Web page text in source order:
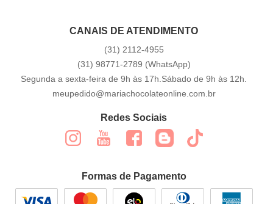
CANAIS DE ATENDIMENTO
(31) 2112-4955
(31) 98771-2789 (WhatsApp)
Segunda a sexta-feira de 9h às 17h.Sábado de 9h às 12h.
meupedido@mariachocolateonline.com.br
Redes Sociais
Formas de Pagamento